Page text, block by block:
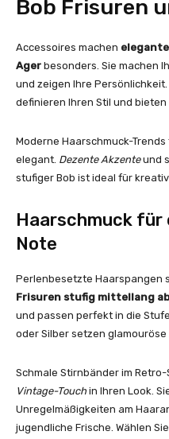
Bob Frisuren
Accessoires machen
Ager besonders. Sie machen
und zeigen Ihre
definieren Ihren Stil und
Moderne Haarschmuck-
elegant. Dezente Akzenteund
stufiger Bob ist ideal für
Haarschmuck für
Note
Perlenbesetzte Haarspangen
Frisuren stufig mittellang
und passen perfekt in die
oder Silber setzen glamouröse
Schmale Stirnbänder im
Vintage-Touch in Ihren Look.
Unregelmäßigkeiten am
jugendliche Frische. Wählen